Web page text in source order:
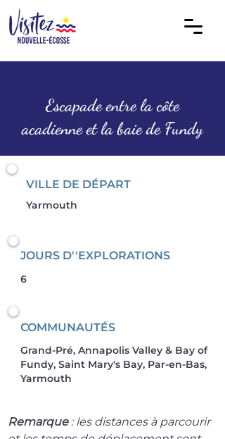
Escapade entre la côte
acadienne et la baie de Fundy
VILLE DE DÉPART
Yarmouth
JOURS D''EXPLORATIONS
6
COMMUNAUTÉS
Grand-Pré, Annapolis Valley & Bay of
Fundy, Saint Mary's Bay, Par-en-Bas,
Yarmouth
Remarque : les distances à parcourir